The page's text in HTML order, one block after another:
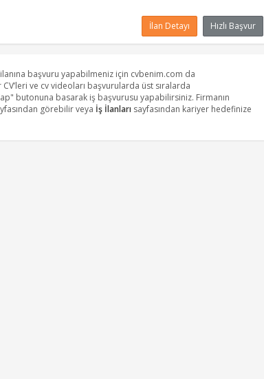
İlan Detayı Hızlı Başvur
başvuru yapabilmeniz için cvbenim.com da
ve cv videoları başvurularda üst sıralarda
butonuna basarak iş başvurusu yapabilirsiniz. Firmanın
görebilir veya İş İlanları sayfasından kariyer hedefinize